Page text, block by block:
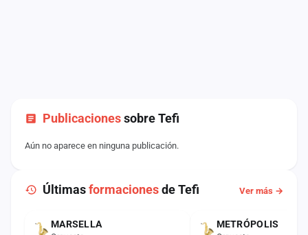
Publicacionessobre Tefi
Aún no aparece en ninguna publicación.
Últimasformacionesde Tefi Ver más →
ACTUALMARSELLA METRÓPOLIS